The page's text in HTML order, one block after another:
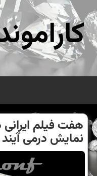
هفت فیلم ایرانی
نمایش درمی آیند